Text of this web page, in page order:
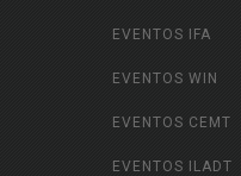
EVENTOS IFA
EVENTOS WIN
EVENTOS CEMT
EVENTOS ILADT